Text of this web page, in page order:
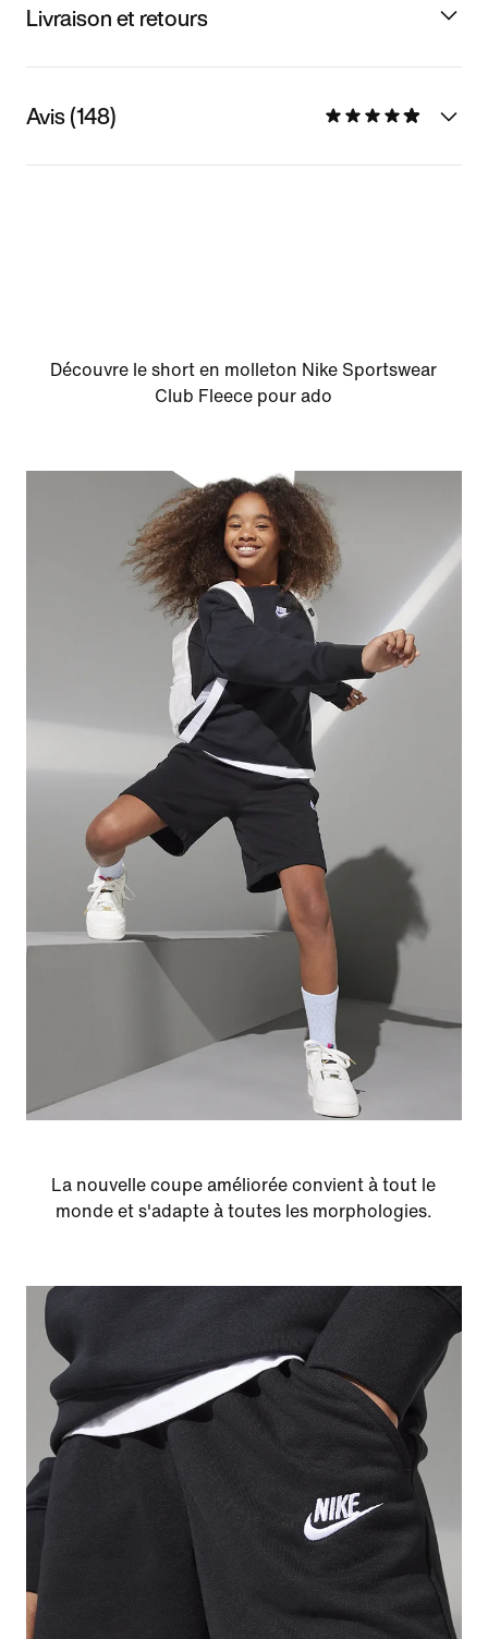
Livraison et retours
Avis (148)
Découvre le short en molleton Nike Sportswear
Club Fleece pour ado
La nouvelle coupe améliorée convient à tout le
monde et s'adapte à toutes les morphologies.